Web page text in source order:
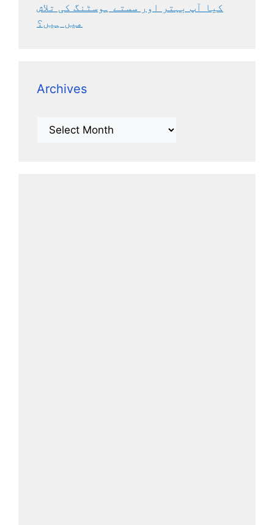
کیا آپ بہتر اور سستے ہوسٹنگ کی تلاش
میں ہیں؟
Archives
Archives